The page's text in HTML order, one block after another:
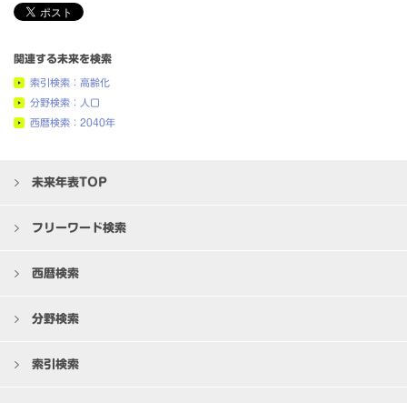
関連する未来を検索
索引検索：高齢化
分野検索：人口
西暦検索：2040年
未来年表TOP
フリーワード検索
西暦検索
分野検索
索引検索